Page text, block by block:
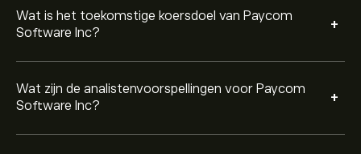
Wat is het toekomstige koersdoel van Paycom
Software Inc?
+
Wat zijn de analistenvoorspellingen voor Paycom
Software Inc?
+